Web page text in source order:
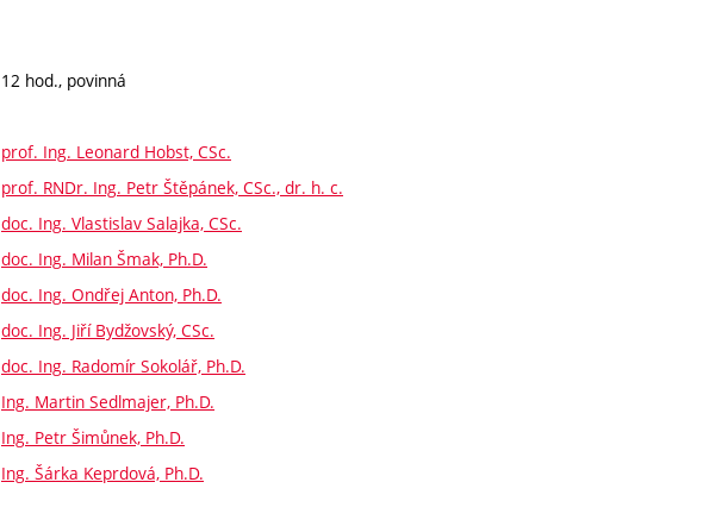
12 hod., povinná
prof. Ing. Leonard Hobst, CSc.
prof. RNDr. Ing. Petr Štěpánek, CSc., dr. h. c.
doc. Ing. Vlastislav Salajka, CSc.
doc. Ing. Milan Šmak, Ph.D.
doc. Ing. Ondřej Anton, Ph.D.
doc. Ing. Jiří Bydžovský, CSc.
doc. Ing. Radomír Sokolář, Ph.D.
Ing. Martin Sedlmajer, Ph.D.
Ing. Petr Šimůnek, Ph.D.
Ing. Šárka Keprdová, Ph.D.